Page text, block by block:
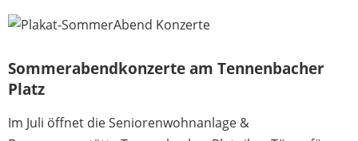
Sommerabendkonzerte am Tennenbacher
Platz
Im Juli öffnet die Seniorenwohnanlage &